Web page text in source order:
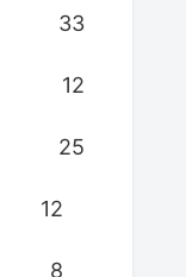
33
12
25
12
8